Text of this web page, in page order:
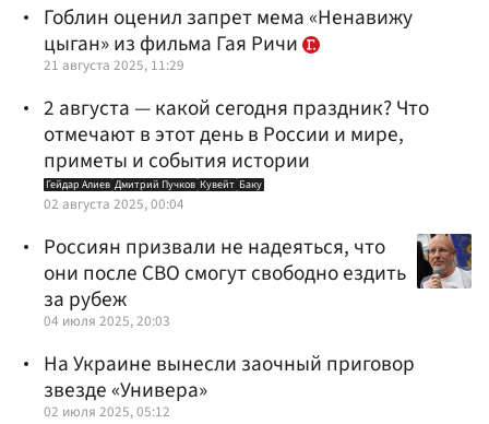
Гоблин оценил запрет мема «Ненавижу
цыган» из фильма Гая Ричи
21 августа 2025, 11:29
2 августа — какой сегодня праздник? Что
отмечают в этот день в России и мире,
приметы и события истории
Гейдар Алиев Дмитрий Пучков Кувейт Баку
02 августа 2025, 00:04
Россиян призвали не надеяться, что
они после СВО смогут свободно ездить
за рубеж
04 июля 2025, 20:03
На Украине вынесли заочный приговор
звезде «Универа»
02 июля 2025, 05:12